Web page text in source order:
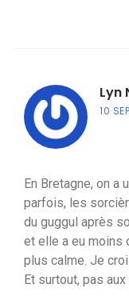
Lyn
10
En Bretagne, on a
parfois, les
du guggul après
et elle a eu moins
plus calme. Je
Et surtout, pas